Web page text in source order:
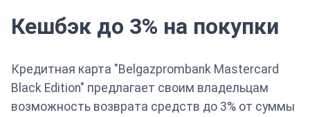
Кешбэк до 3% на покупки
Кредитная карта "Belgazprombank Mastercard
Black Edition" предлагает своим владельцам
возможность возврата средств до 3% от суммы